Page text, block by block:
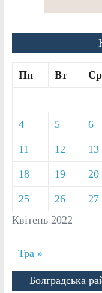
Квітень 2022
Пн Вт Ср
4 5 6
11 12 13
18 19 20
25 26 27
Тра »
Болградська